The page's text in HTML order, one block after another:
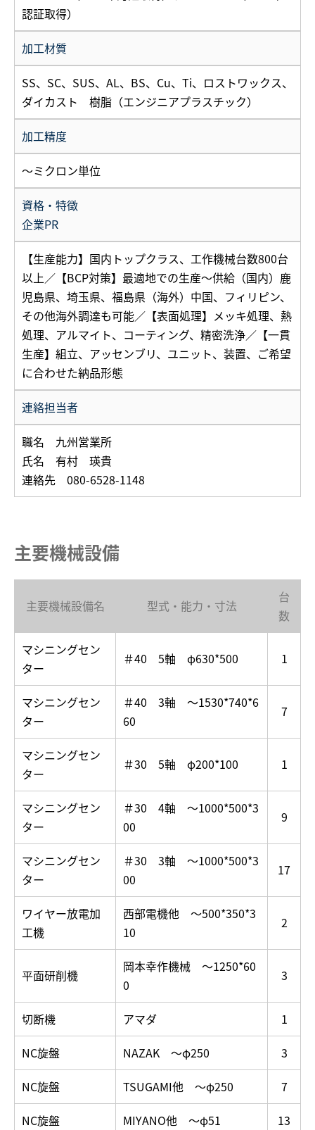
認証取得）
加工材質
SS、SC、SUS、AL、BS、Cu、Ti、ロストワックス、
ダイカスト 樹脂（エンジニアプラスチック）
加工精度
～ミクロン単位
資格・特徴
企業PR
【生産能力】国内トップクラス、工作機械台数800台
以上／【BCP対策】最適地での生産～供給（国内）鹿
児島県、埼玉県、福島県（海外）中国、フィリピン、
その他海外調達も可能／【表面処理】メッキ処理、熱
処理、アルマイト、コーティング、精密洗浄／【一貫
生産】組立、アッセンブリ、ユニット、装置、ご希望
に合わせた納品形態
連絡担当者
職名 九州営業所
氏名 有村 瑛貴
連絡先 080-6528-1148
主要機械設備
主要機械設備名 型式・能力・寸法
台
数
マシニングセン
ター
＃40 5軸 φ630*500 1
マシニングセン
ター
＃40 3軸 ～1530*740*6
60
7
マシニングセン
ター
＃30 5軸 φ200*100 1
マシニングセン
ター
＃30 4軸 ～1000*500*3
00
9
マシニングセン
ター
＃30 3軸 ～1000*500*3
00
17
ワイヤー放電加
工機
西部電機他 ～500*350*3
10
2
平面研削機
岡本幸作機械 ～1250*60
0
3
切断機 アマダ
1
NC旋盤
NAZAK ～φ250
3
NC旋盤
TSUGAMI他 ～φ250
7
NC旋盤
MIYANO他 ～φ51
13